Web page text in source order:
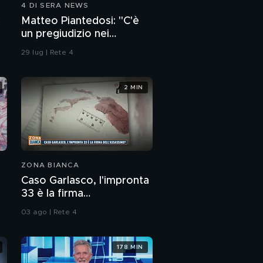
Alessia Pifferi: una
mente
Gli audio di Alessia
Pifferi
Alessia Pifferi e la bella
Alessia Pifferi e le chat
l'incidente hot e il
viaggio alle Canarie
4 DI SERA NEWS
Matteo Piantedosi: "C'è
un pregiudizio nei
confronti della polizia"
29 lug | Rete 4
ZONA BIANCA
Caso Garlasco, l'impronta
33 è la firma
dell'assassino?
03 ago | Rete 4
2 MIN
178 MIN